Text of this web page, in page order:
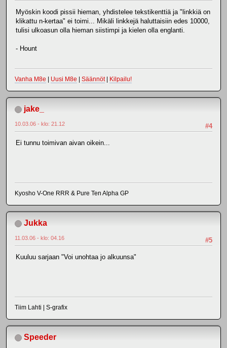
Myöskin koodi pissii hieman, yhdistelee tekstikenttiä ja "linkkiä on
klikattu n-kertaa" ei toimi... Mikäli linkkejä haluttaisiin edes 10000,
tulisi ulkoasun olla hieman siistimpi ja kielen olla englanti.
- Hount
Vanha M8e | Uusi M8e | Säännöt| Kilpailu!
jake_
#4
10.03.06 - klo: 21.12
Ei tunnu toimivan aivan oikein...
Kyosho V-One RRR & Pure Ten Alpha GP
Jukka
#5
11.03.06 - klo: 04.16
Kuuluu sarjaan "Voi unohtaa jo alkuunsa"
Tiim Lahti | S-grafix
Speeder